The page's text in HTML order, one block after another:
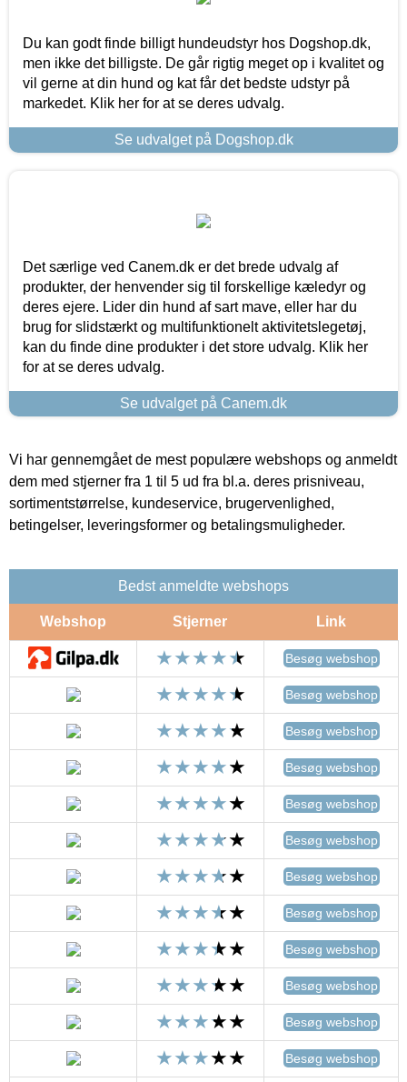
Du kan godt finde billigt hundeudstyr hos Dogshop.dk,
men ikke det billigste. De går rigtig meget op i kvalitet og
vil gerne at din hund og kat får det bedste udstyr på
markedet. Klik her for at se deres udvalg.
Se udvalget på Dogshop.dk
Det særlige ved Canem.dk er det brede udvalg af
produkter, der henvender sig til forskellige kæledyr og
deres ejere. Lider din hund af sart mave, eller har du
brug for slidstærkt og multifunktionelt aktivitetslegetøj,
kan du finde dine produkter i det store udvalg. Klik her
for at se deres udvalg.
Se udvalget på Canem.dk
Vi har gennemgået de mest populære webshops og anmeldt
dem med stjerner fra 1 til 5 ud fra bl.a. deres prisniveau,
sortimentstørrelse, kundeservice, brugervenlighed,
betingelser, leveringsformer og betalingsmuligheder.
Bedst anmeldte webshops
Webshop Stjerner Link
Besøg webshop
Besøg webshop
Besøg webshop
Besøg webshop
Besøg webshop
Besøg webshop
Besøg webshop
Besøg webshop
Besøg webshop
Besøg webshop
Besøg webshop
Besøg webshop